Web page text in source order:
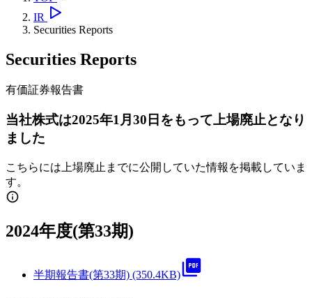
IR
Securities Reports
Securities Reports
有価証券報告書
当社株式は2025年1月30日をもって上場廃止となり
ました
こちらには上場廃止までに公開していた情報を掲載していま
す。
2024年度(第33期)
半期報告書(第33期) (350.4KB)